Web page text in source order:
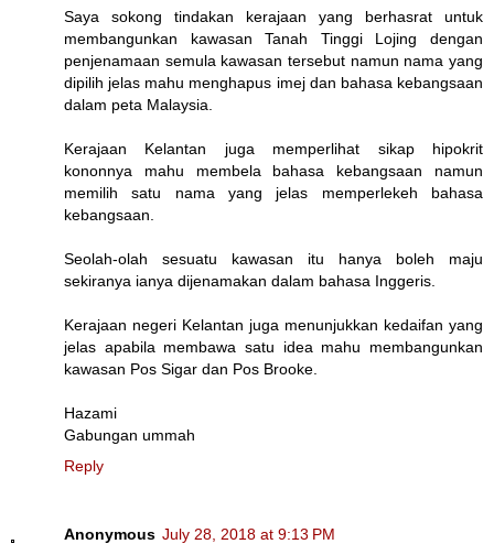
Saya sokong tindakan kerajaan yang berhasrat untuk
membangunkan kawasan Tanah Tinggi Lojing dengan
penjenamaan semula kawasan tersebut namun nama yang
dipilih jelas mahu menghapus imej dan bahasa kebangsaan
dalam peta Malaysia.
Kerajaan Kelantan juga memperlihat sikap hipokrit
kononnya mahu membela bahasa kebangsaan namun
memilih satu nama yang jelas memperlekeh bahasa
kebangsaan.
Seolah-olah sesuatu kawasan itu hanya boleh maju
sekiranya ianya dijenamakan dalam bahasa Inggeris.
Kerajaan negeri Kelantan juga menunjukkan kedaifan yang
jelas apabila membawa satu idea mahu membangunkan
kawasan Pos Sigar dan Pos Brooke.
Hazami
Gabungan ummah
Reply
Anonymous July 28, 2018 at 9:13 PM